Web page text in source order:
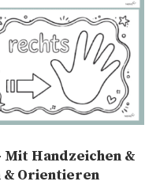
Handzeichen &
& Orientieren